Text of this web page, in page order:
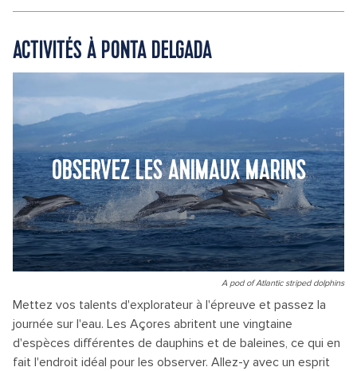
ACTIVITÉS À PONTA DELGADA
OBSERVEZ LES ANIMAUX MARINS
A pod of Atlantic striped dolphins
Mettez vos talents d'explorateur à l'épreuve et passez la
journée sur l'eau. Les Açores abritent une vingtaine
d'espèces différentes de dauphins et de baleines, ce qui en
fait l'endroit idéal pour les observer. Allez-y avec un esprit